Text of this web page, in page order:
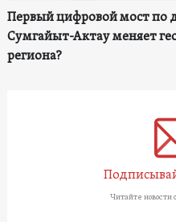
Первый цифровой мост по
Сумгайыт-Актау меняет
региона?
Читайте